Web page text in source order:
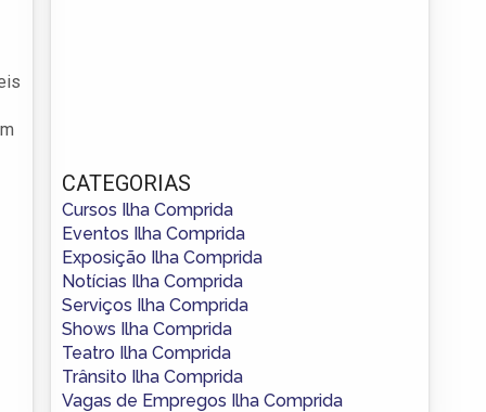
CATEGORIAS
Cursos Ilha Comprida
Eventos Ilha Comprida
Exposição Ilha Comprida
Notícias Ilha Comprida
Serviços Ilha Comprida
Shows Ilha Comprida
Teatro Ilha Comprida
Trânsito Ilha Comprida
Vagas de Empregos Ilha Comprida